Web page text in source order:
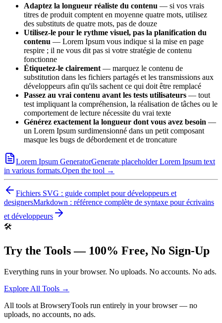
Adaptez la longueur réaliste du contenu — si vos vrais
titres de produit comptent en moyenne quatre mots, utilisez
des substituts de quatre mots, pas de douze
Utilisez-le pour le rythme visuel, pas la planification du
contenu — Lorem Ipsum vous indique si la mise en page
respire ; il ne vous dit pas si votre stratégie de contenu
fonctionne
Étiquetez-le clairement — marquez le contenu de
substitution dans les fichiers partagés et les transmissions aux
développeurs afin qu'ils sachent ce qui doit être remplacé
Passez au vrai contenu avant les tests utilisateurs — tout
test impliquant la compréhension, la réalisation de tâches ou le
comportement de lecture nécessite du vrai texte
Générez exactement la longueur dont vous avez besoin —
un Lorem Ipsum surdimensionné dans un petit composant
masque les bugs de débordement et de troncature
Lorem Ipsum GeneratorGenerate placeholder Lorem Ipsum text
in various formats.Open the tool →
Fichiers SVG : guide complet pour développeurs et
designersMarkdown : référence complète de syntaxe pour écrivains
et développeurs
🛠️
Try the Tools — 100% Free, No Sign-Up
Everything runs in your browser. No uploads. No accounts. No ads.
Explore All Tools →
All tools at BrowseryTools run entirely in your browser — no
uploads, no accounts, no ads.